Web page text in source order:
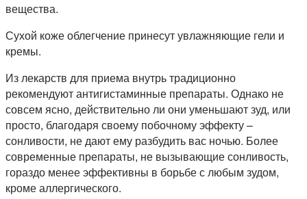
вещества.
Сухой коже облегчение принесут увлажняющие гели и
кремы.
Из лекарств для приема внутрь традиционно
рекомендуют антигистаминные препараты. Однако не
совсем ясно, действительно ли они уменьшают зуд, или
просто, благодаря своему побочному эффекту –
сонливости, не дают ему разбудить вас ночью. Более
современные препараты, не вызывающие сонливость,
гораздо менее эффективны в борьбе с любым зудом,
кроме аллергического.